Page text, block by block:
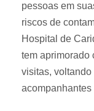
pessoas em
riscos de
Hospital de
tem aprimorado
visitas,
acompanhantes